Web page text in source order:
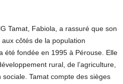
Tamat, Fabiola, a rassuré que son
côtés de la population
été fondée en 1995 à Pérouse. Elle
rural, de l’agriculture,
sociale. Tamat compte des sièges